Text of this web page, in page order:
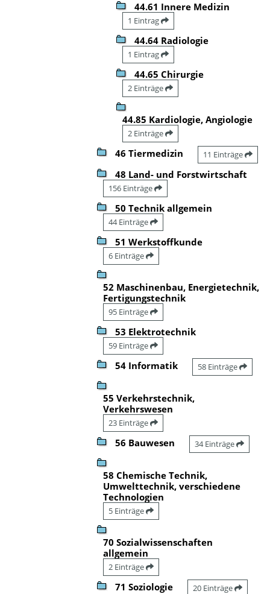
44.61 Innere Medizin
1 Eintrag
44.64 Radiologie
1 Eintrag
44.65 Chirurgie
2 Einträge
44.85 Kardiologie, Angiologie
2 Einträge
46 Tiermedizin 11 Einträge
48 Land- und Forstwirtschaft
156 Einträge
50 Technik allgemein
44 Einträge
51 Werkstoffkunde
6 Einträge
52 Maschinenbau, Energietechnik,
Fertigungstechnik
95 Einträge
53 Elektrotechnik
59 Einträge
54 Informatik 58 Einträge
55 Verkehrstechnik,
Verkehrswesen
23 Einträge
56 Bauwesen 34 Einträge
58 Chemische Technik,
Umwelttechnik, verschiedene
Technologien
5 Einträge
70 Sozialwissenschaften
allgemein
2 Einträge
71 Soziologie 20 Einträge